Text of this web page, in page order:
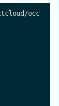
occ